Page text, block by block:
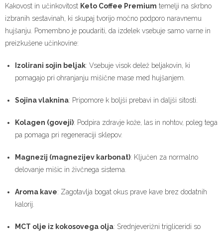
Kakovost in učinkovitost Keto Coffee Premium temelji na skrbno
izbranih sestavinah, ki skupaj tvorijo močno podporo naravnemu
hujšanju. Pomembno je poudariti, da izdelek vsebuje samo varne in
preizkušene učinkovine:
Izolirani sojin beljak: Vsebuje visok delež beljakovin, ki
pomagajo pri ohranjanju mišične mase med hujšanjem.
Sojina vlaknina: Pripomore k boljši prebavi in daljši sitosti.
Kolagen (goveji): Podpira zdravje kože, las in nohtov, poleg tega
pa pomaga pri regeneraciji sklepov.
Magnezij (magnezijev karbonat): Ključen za normalno
delovanje mišic in živčnega sistema.
Aroma kave: Zagotavlja bogat okus prave kave brez dodatnih
kalorij.
MCT olje iz kokosovega olja: Srednjeverižni trigliceridi so